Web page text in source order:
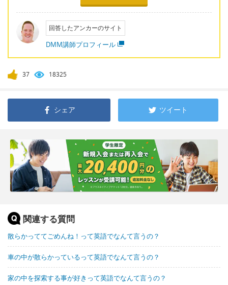
回答したアンカーのサイト
DMM講師プロフィール
37 18325
シェア ツイート
関連する質問
散らかっててごめんね！って英語でなんて言うの？
車の中が散らかっているって英語でなんて言うの？
家の中を探索する事が好きって英語でなんて言うの？